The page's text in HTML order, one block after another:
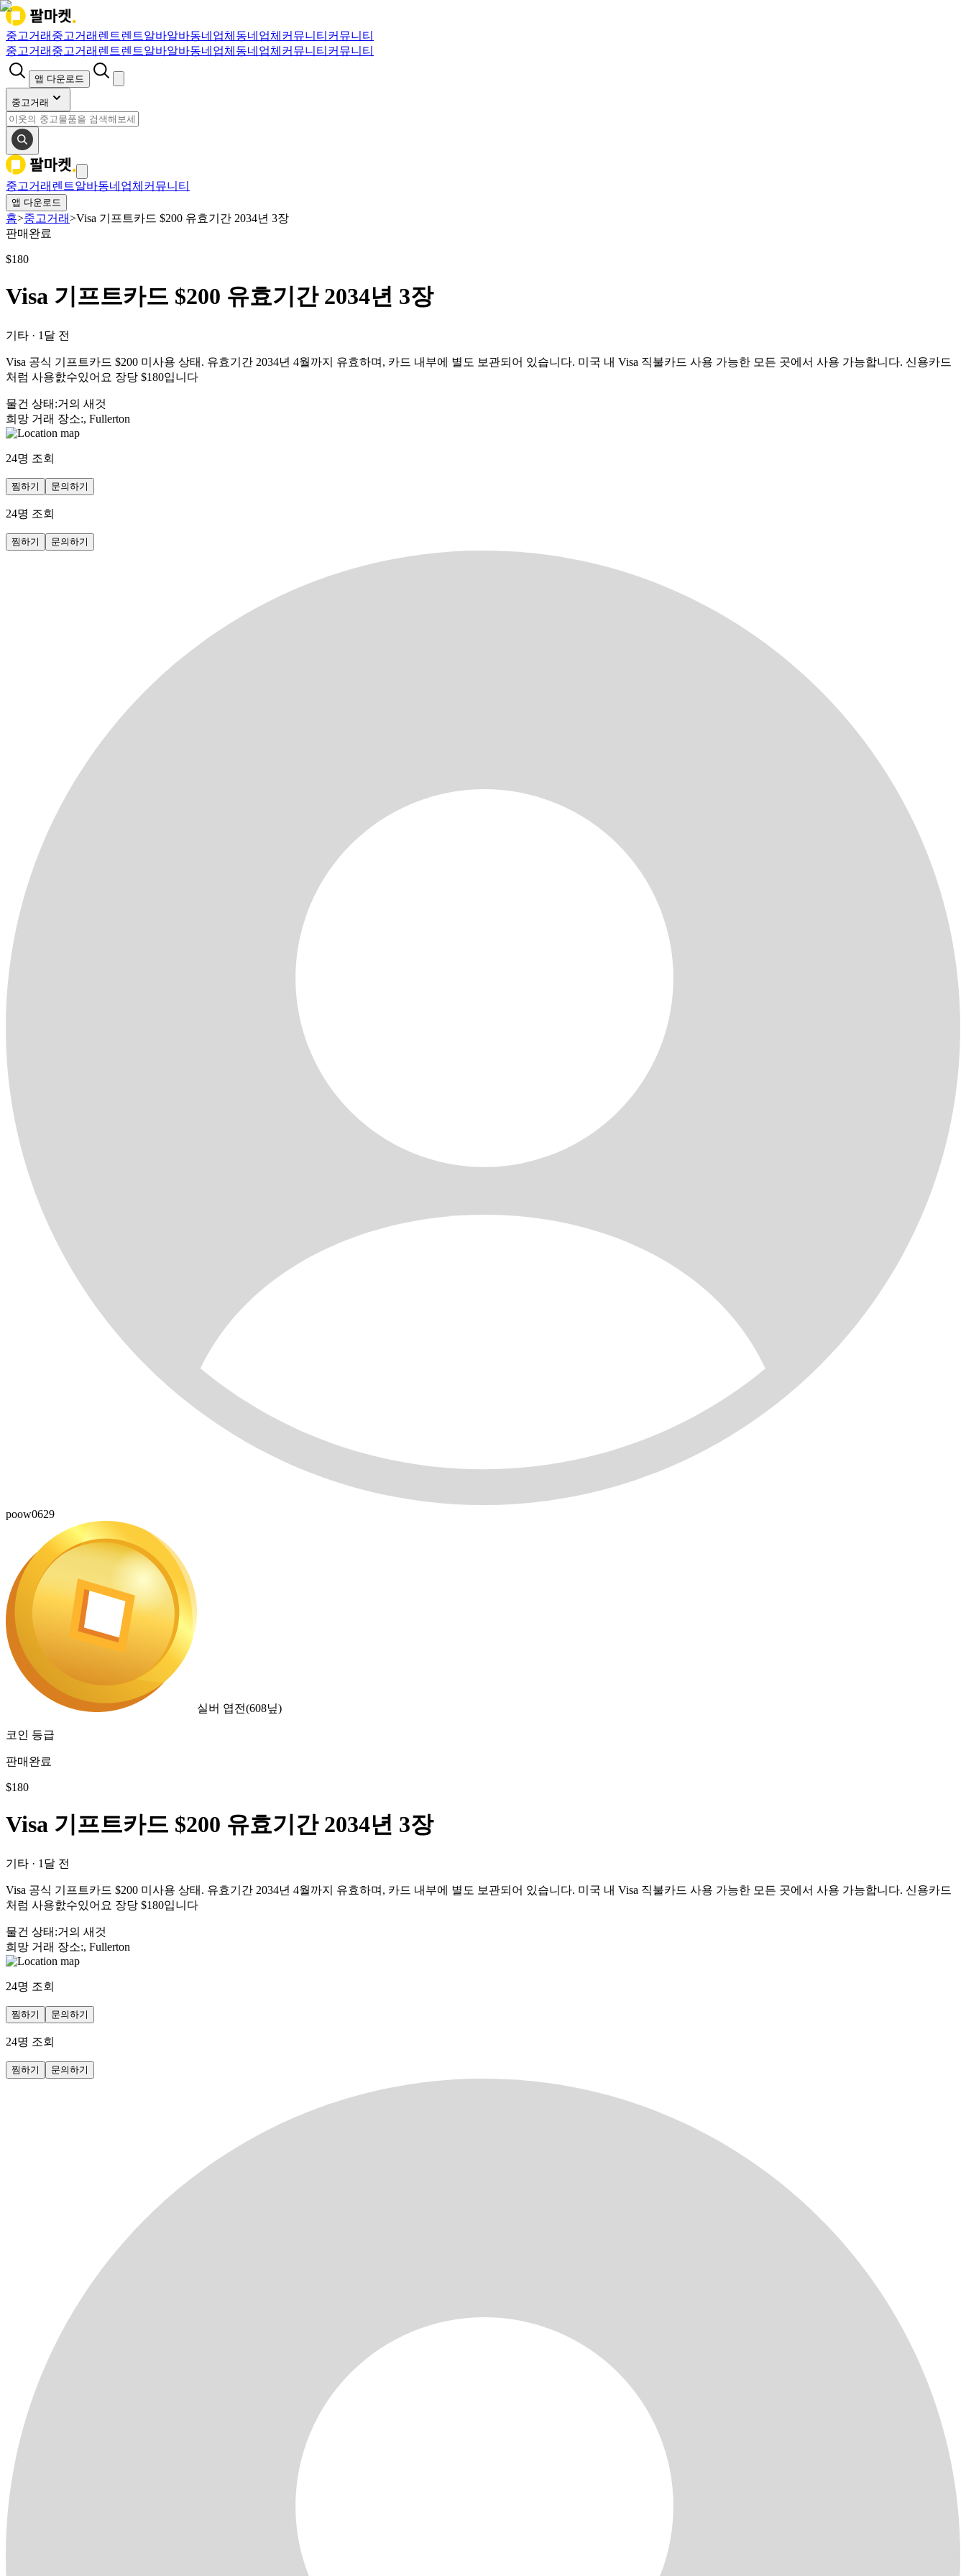
중고거래 중고거래 렌트렌트알바알바동네업체 동네업체 커뮤니티 커뮤니티
중고거래 중고거래 렌트렌트알바알바동네업체 동네업체 커뮤니티 커뮤니티
앱 다운로드
중고거래
중고거래 렌트알바동네업체 커뮤니티
앱 다운로드
홈>중고거래>Visa 기프트카드 $200 유효기간 2034년 3장
판매완료
$180
Visa 기프트카드 $200 유효기간 2034년 3장
기타 · 1달 전
Visa 공식 기프트카드 $200 미사용 상태. 유효기간 2034년 4월까지 유효하며, 카드 내부에 별도 보관되어 있습니다. 미국 내 Visa 직불카드 사용 가능한 모든 곳에서 사용 가능합니다. 신용카드
처럼 사용핤수있어요 장당 $180입니다
물건 상태 :거의 새것
희망 거래 장소:, Fullerton
24명 조회
찜하기 문의하기
24명 조회
찜하기 문의하기
poow0629
실버 엽전(608닢)
코인 등급
판매완료
$180
Visa 기프트카드 $200 유효기간 2034년 3장
기타 · 1달 전
Visa 공식 기프트카드 $200 미사용 상태. 유효기간 2034년 4월까지 유효하며, 카드 내부에 별도 보관되어 있습니다. 미국 내 Visa 직불카드 사용 가능한 모든 곳에서 사용 가능합니다. 신용카드
처럼 사용핤수있어요 장당 $180입니다
물건 상태 :거의 새것
희망 거래 장소:, Fullerton
24명 조회
찜하기 문의하기
24명 조회
찜하기 문의하기